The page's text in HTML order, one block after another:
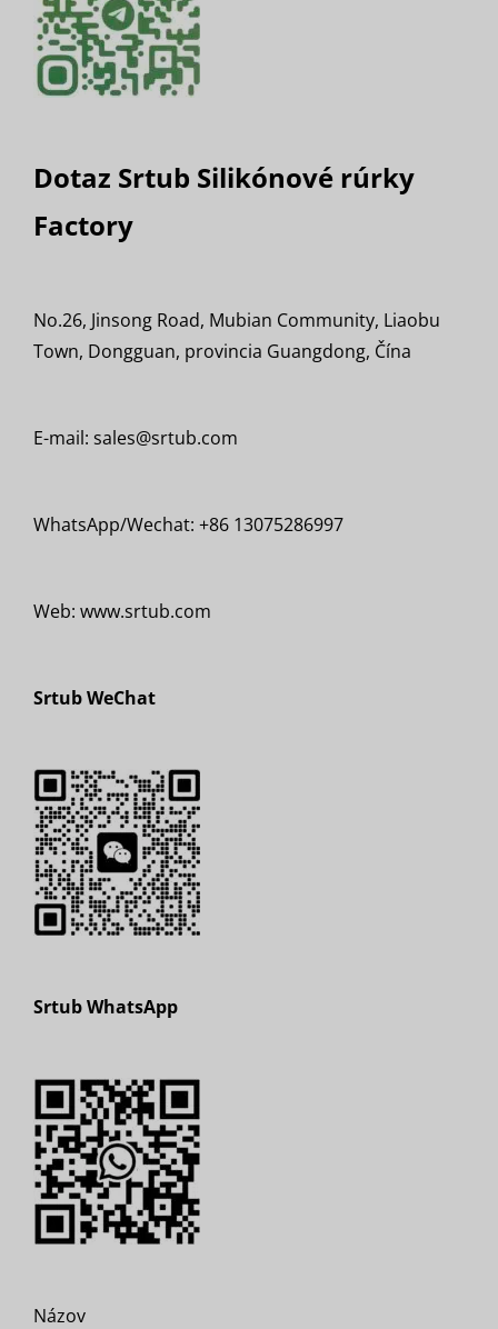
Dotaz Srtub Silikónové rúrky
Factory
No.26, Jinsong Road, Mubian Community, Liaobu
Town, Dongguan, provincia Guangdong, Čína
E-mail: sales@srtub.com
WhatsApp/Wechat: +86 13075286997
Web: www.srtub.com
Srtub WeChat
Srtub WhatsApp
Názov